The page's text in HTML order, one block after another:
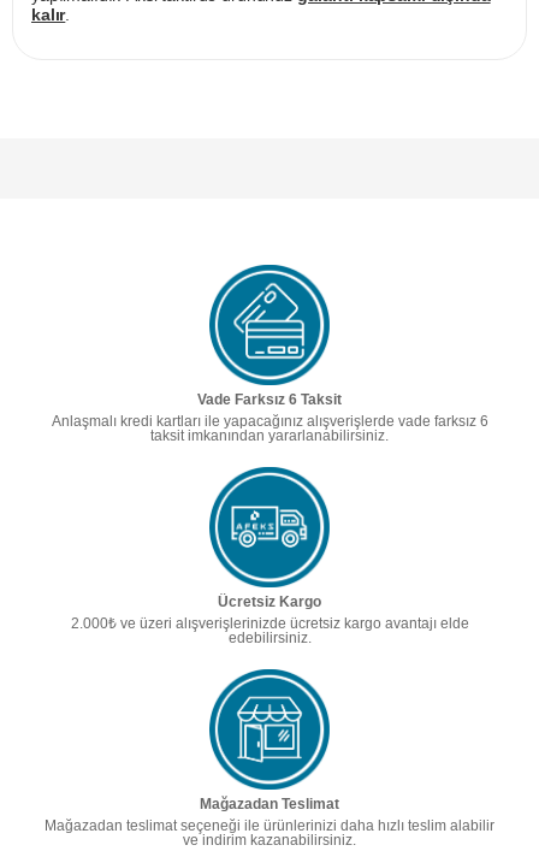
kalır.
Vade Farksız 6 Taksit
Anlaşmalı kredi kartları ile yapacağınız alışverişlerde vade farksız 6
taksit imkanından yararlanabilirsiniz.
Ücretsiz Kargo
2.000₺ ve üzeri alışverişlerinizde ücretsiz kargo avantajı elde
edebilirsiniz.
Mağazadan Teslimat
Mağazadan teslimat seçeneği ile ürünlerinizi daha hızlı teslim alabilir
ve indirim kazanabilirsiniz.